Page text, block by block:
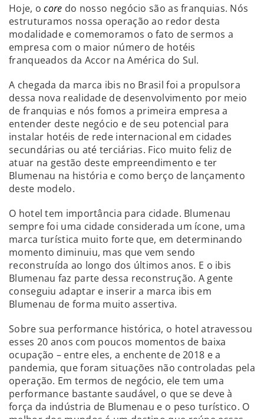
Hoje, ocore do nosso negócio são as franquias. Nós
estruturamos nossa operação ao redor desta
modalidade e comemoramos o fato de sermos a
empresa com o maior número de hotéis
franqueados da Accor na América do Sul.
A chegada da marca ibis no Brasil foi a propulsora
dessa nova realidade de desenvolvimento por meio
de franquias e nós fomos a primeira empresa a
entender deste negócio e de seu potencial para
instalar hotéis de rede internacional em cidades
secundárias ou até terciárias. Fico muito feliz de
atuar na gestão deste empreendimento e ter
Blumenau na história e como berço de lançamento
deste modelo.
O hotel tem importância para cidade. Blumenau
sempre foi uma cidade considerada um ícone, uma
marca turística muito forte que, em determinando
momento diminuiu, mas que vem sendo
reconstruída ao longo dos últimos anos. E o ibis
Blumenau faz parte dessa reconstrução. A gente
conseguiu adaptar e inserir a marca ibis em
Blumenau de forma muito assertiva.
Sobre sua performance histórica, o hotel atravessou
esses 20 anos com poucos momentos de baixa
ocupação – entre eles, a enchente de 2018 e a
pandemia, que foram situações não controladas pela
operação. Em termos de negócio, ele tem uma
performance bastante saudável, o que se deve à
força da indústria de Blumenau e o peso turístico. O